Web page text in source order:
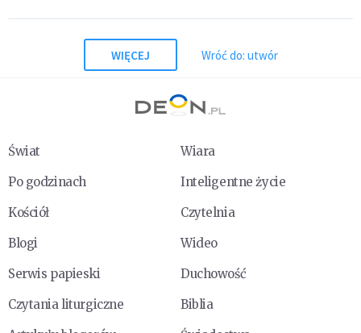
WIĘCEJ Wróć do: utwór
Świat
Wiara
Po godzinach
Inteligentne życie
Kościół
Czytelnia
Blogi
Wideo
Serwis papieski
Duchowość
Czytania liturgiczne
Biblia